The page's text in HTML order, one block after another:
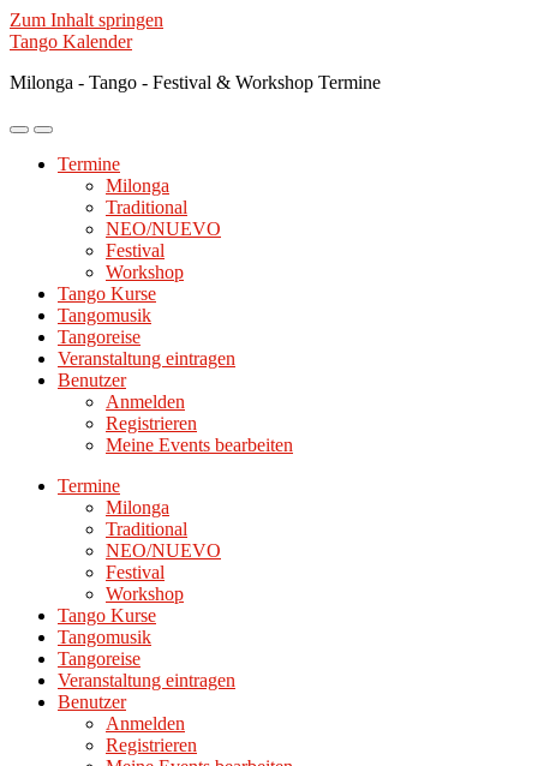
Zum Inhalt springen
Tango Kalender
Milonga - Tango - Festival & Workshop Termine
Mobile-
ein-/ausblenden
Suchfeld
ein-/ausblenden
Termine
Milonga
Traditional
NEO/NUEVO
Festival
Workshop
Tango Kurse
Tangomusik
Tangoreise
Veranstaltung eintragen
Benutzer
Anmelden
Registrieren
Meine Events bearbeiten
Termine
Milonga
Traditional
NEO/NUEVO
Festival
Workshop
Tango Kurse
Tangomusik
Tangoreise
Veranstaltung eintragen
Benutzer
Anmelden
Registrieren